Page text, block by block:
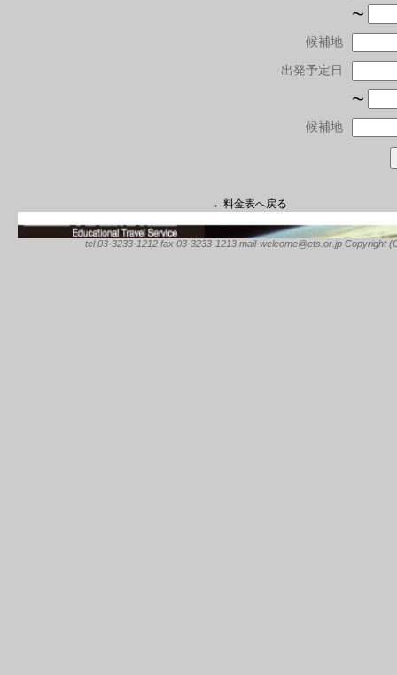
〜
候補地
出発予定日
〜
候補地
←料金表へ戻る
tel 03-3233-1212 fax 03-3233-1213 mail-welcome@ets.or.jp Copyright